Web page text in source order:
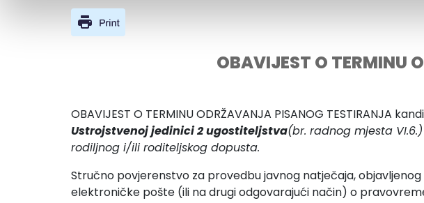
OBAVIJEST O TERMINU
OBAVIJEST O TERMINU ODRŽAVANJA PISANOG TESTIRANJA
Ustrojstvenoj jedinici 2 ugostiteljstva(br. radnog mjesta
rodiljnog i/ili roditeljskog dopusta.
Stručno povjerenstvo za provedbu javnog natječaja,
elektroničke pošte (ili na drugi odgovarajući način) o